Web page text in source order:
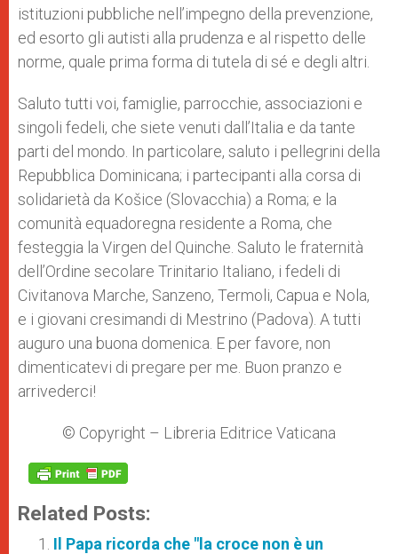
istituzioni pubbliche nell’impegno della prevenzione,
ed esorto gli autisti alla prudenza e al rispetto delle
norme, quale prima forma di tutela di sé e degli altri.
Saluto tutti voi, famiglie, parrocchie, associazioni e
singoli fedeli, che siete venuti dall’Italia e da tante
parti del mondo. In particolare, saluto i pellegrini della
Repubblica Dominicana; i partecipanti alla corsa di
solidarietà da Košice (Slovacchia) a Roma; e la
comunità equadoregna residente a Roma, che
festeggia la Virgen del Quinche. Saluto le fraternità
dell’Ordine secolare Trinitario Italiano, i fedeli di
Civitanova Marche, Sanzeno, Termoli, Capua e Nola,
e i giovani cresimandi di Mestrino (Padova). A tutti
auguro una buona domenica. E per favore, non
dimenticatevi di pregare per me. Buon pranzo e
arrivederci!
© Copyright – Libreria Editrice Vaticana
Related Posts:
Il Papa ricorda che "la croce non è un